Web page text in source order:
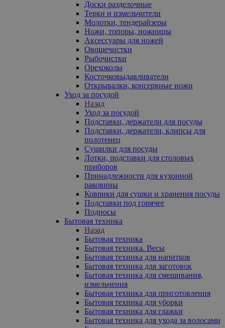
Доски разделочные
Терки и измельчители
Молотки, тендерайзеры
Ножи, топоры, ножницы
Аксессуары для ножей
Овощечистки
Рыбочистки
Орехоколы
Косточковыдавливатели
Открывалки, консервные ножи
Уход за посудой
Назад
Уход за посудой
Подставки, держатели для посуды
Подставки, держатели, клипсы для
полотенец
Сушилки для посуды
Лотки, подставки для столовых
приборов
Принадлежности для кухонной
раковины
Коврики для сушки и хранения посуды
Подставки под горячее
Подносы
Бытовая техника
Назад
Бытовая техника
Бытовая техника. Весы
Бытовая техника для напитков
Бытовая техника для заготовок
Бытовая техника для смешивания,
измельчения
Бытовая техника для приготовления
Бытовая техника для уборки
Бытовая техника для глажки
Бытовая техника для ухода за волосами